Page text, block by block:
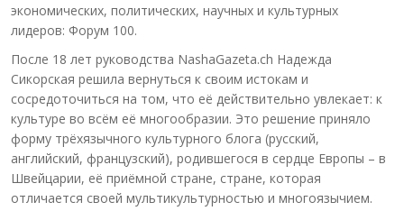
экономических, политических, научных и культурных
лидеров: Форум 100.
После 18 лет руководства NashaGazeta.ch Надежда
Сикорская решила вернуться к своим истокам и
сосредоточиться на том, что её действительно увлекает: к
культуре во всём её многообразии. Это решение приняло
форму трёхязычного культурного блога (русский,
английский, французский), родившегося в сердце Европы – в
Швейцарии, её приёмной стране, стране, которая
отличается своей мультикультурностью и многоязычием.